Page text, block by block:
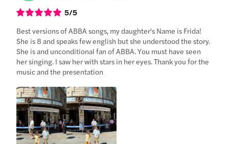
5/5
Best versions of ABBA songs, my daughter's Name is Frida!
She is 8 and speaks few english but she understood the story.
She is and unconditional fan of ABBA. You must have seen
her singing. I saw her with stars in her eyes. Thank you for the
music and the presentation